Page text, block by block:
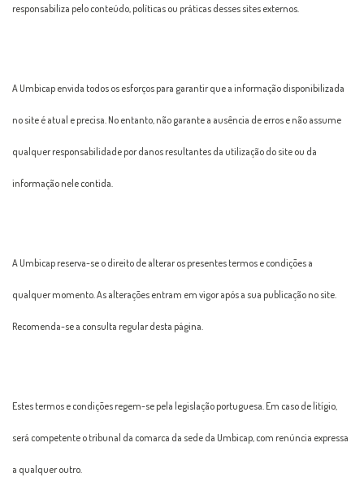
responsabiliza pelo conteúdo, políticas ou práticas desses sites externos.
A Umbicap envida todos os esforços para garantir que a informação disponibilizada
no site é atual e precisa. No entanto, não garante a ausência de erros e não assume
qualquer responsabilidade por danos resultantes da utilização do site ou da
informação nele contida.
A Umbicap reserva-se o direito de alterar os presentes termos e condições a
qualquer momento. As alterações entram em vigor após a sua publicação no site.
Recomenda-se a consulta regular desta página.
Estes termos e condições regem-se pela legislação portuguesa. Em caso de litígio,
será competente o tribunal da comarca da sede da Umbicap, com renúncia expressa
a qualquer outro.